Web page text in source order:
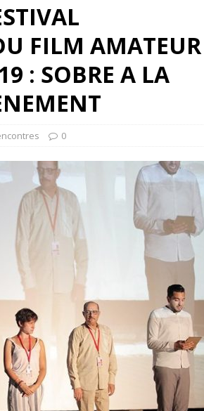
FILM AMATEUR
: SOBRE A LA
0